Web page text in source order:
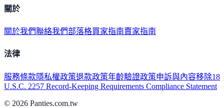
關於
關於我們聯絡我們部落格買家指南賣家指南
法律
服務條款隱私權政策退款政策年齡驗證政策申訴與內容移除18
U.S.C. 2257 Record-Keeping Requirements Compliance Statement
© 2026 Panties.com.tw